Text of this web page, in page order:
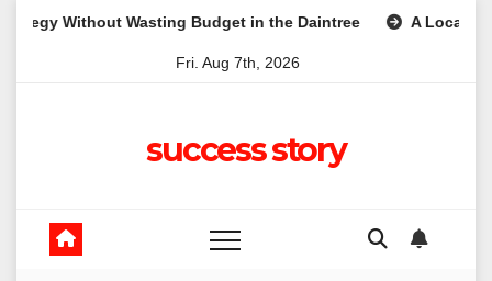
Wasting Budget in the Daintree A Local Approach to
Fri. Aug 7th, 2026
success story